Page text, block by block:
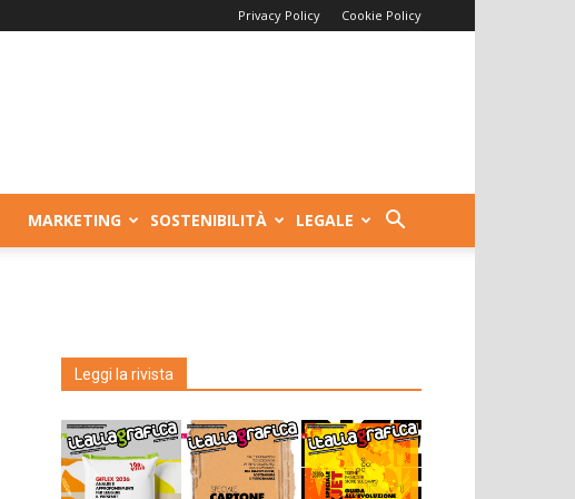
Privacy Policy Cookie Policy
MARKETING SOSTENIBILITÀ LEGALE
Leggi la rivista